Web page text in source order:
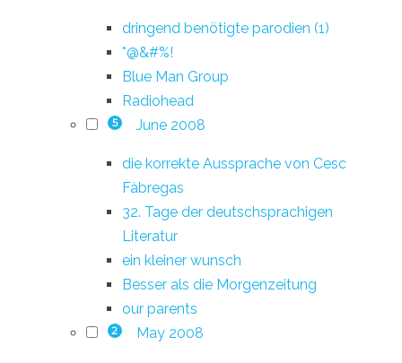
dringend benötigte parodien (1)
*@&#%!
Blue Man Group
Radiohead
5 June 2008
die korrekte Aussprache von Cesc
Fàbregas
32. Tage der deutschsprachigen
Literatur
ein kleiner wunsch
Besser als die Morgenzeitung
our parents
2 May 2008